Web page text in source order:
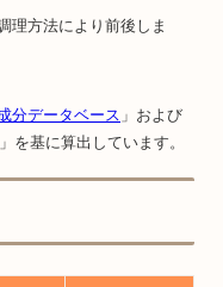
理方法により前後しま
分データベース 」および
」を基に算出しています。